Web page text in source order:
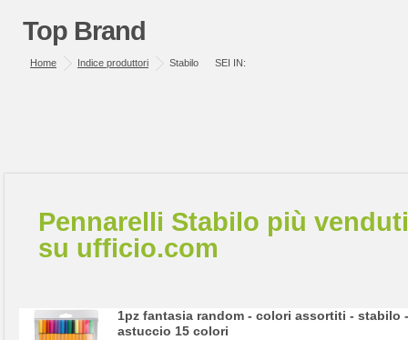
Top Brand
SEI IN:
Home Indice produttori Stabilo
Pennarelli Stabilo più venduti
su ufficio.com
1pz fantasia random - colori assortiti - stabilo -
astuccio 15 colori